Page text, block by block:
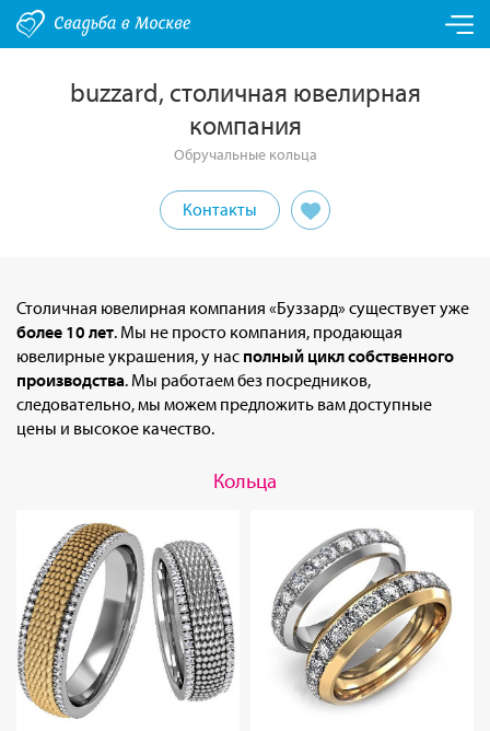
buzzard, столичная ювелирная
компания
Обручальные кольца
Контакты
Столичная ювелирная компания «Буззард» существует уже
более 10 лет. Мы не просто компания, продающая
ювелирные украшения, у нас полный цикл собственного
производства. Мы работаем без посредников,
следовательно, мы можем предложить вам доступные
цены и высокое качество.
Кольца